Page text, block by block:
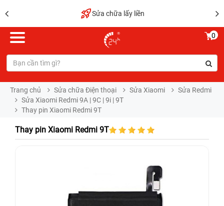
Sửa chữa lấy liền
0
Trang chủ Sửa chữa Điện thoại Sửa Xiaomi
Sửa Redmi
Sửa Xiaomi Redmi 9A | 9C | 9i | 9T
Thay pin Xiaomi Redmi 9T
Thay pin Xiaomi Redmi 9T